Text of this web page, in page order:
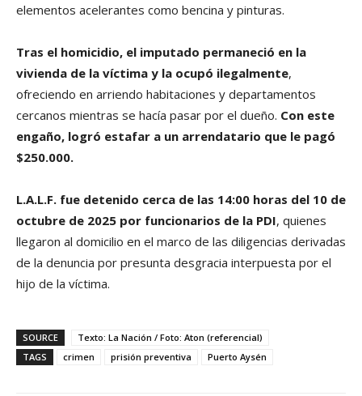
elementos acelerantes como bencina y pinturas.
Tras el homicidio, el imputado permaneció en la
vivienda de la víctima y la ocupó ilegalmente,
ofreciendo en arriendo habitaciones y departamentos
cercanos mientras se hacía pasar por el dueño. Con este
engaño, logró estafar a un arrendatario que le pagó
$250.000.
L.A.L.F. fue detenido cerca de las 14:00 horas del 10 de
octubre de 2025 por funcionarios de la PDI, quienes
llegaron al domicilio en el marco de las diligencias derivadas
de la denuncia por presunta desgracia interpuesta por el
hijo de la víctima.
SOURCE
Texto: La Nación / Foto: Aton (referencial)
TAGS
crimen prisión preventiva Puerto Aysén